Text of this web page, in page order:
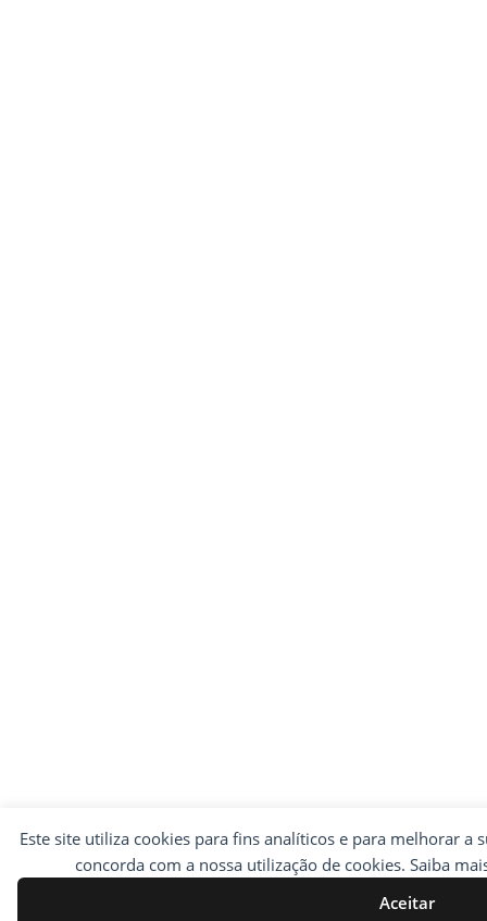
Este site utiliza cookies para fins analíticos e para melhorar a
concorda com a nossa utilização de cookies. Saiba
Aceitar